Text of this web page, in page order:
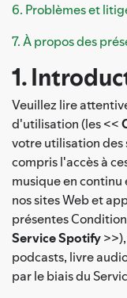
6. Problèmes et
7. À propos des
1.
Veuillez lire
d'utilisation (les <<
votre utilisation des
compris l'accès à
musique en
nos sites Web et
présentes
Service Spotify
podcasts, livre
par le biais du